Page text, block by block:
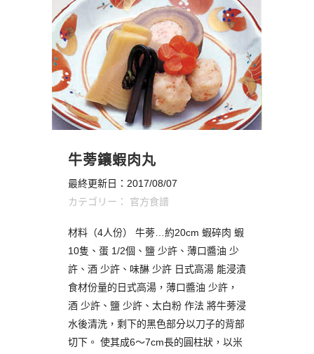
牛蒡鑲蝦肉丸
最終更新日：2017/08/07
カテゴリー： 官方食譜
材料（4人份） 牛蒡…約20cm 蝦碎肉 蝦
10隻、蛋 1/2個、鹽 少許、薄口醬油 少
許、酒 少許、味醂 少許 日式高湯 能浸漬
食材份量的日式高湯，薄口醬油 少許，
酒 少許、鹽 少許、太白粉 作法 將牛蒡浸
水後清洗，剩下的黑色部分以刀子的背部
切下。 使其成6～7cm長的圓柱狀，以米